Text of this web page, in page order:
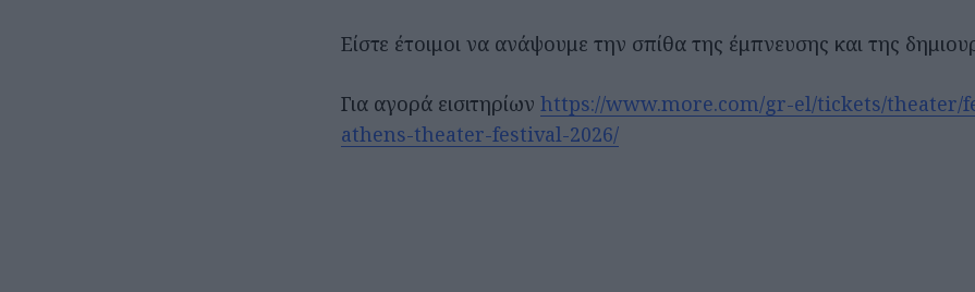
Είστε έτοιμοι να ανάψουμε την σπίθα της έμπνευσης και της
Για αγορά εισιτηρίων https://www.more.com/gr-el/tickets/theater/
athens-theater-festival-2026/